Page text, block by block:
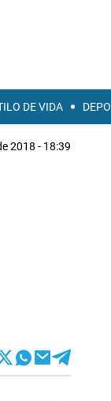
DE VIDA
2018 - 18:39